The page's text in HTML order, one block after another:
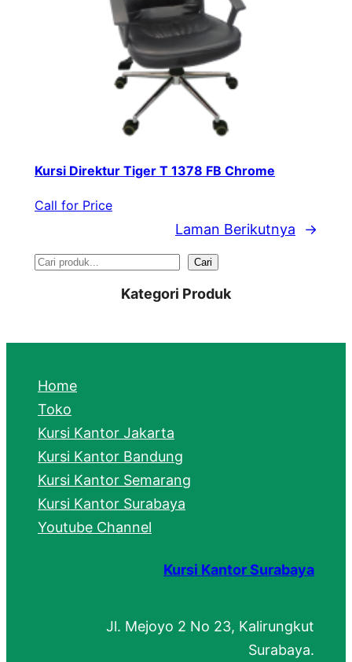
Kursi Direktur Tiger T 1378 FB Chrome
Call for Price
Laman Berikutnya →
S
r
h
Cari
Kategori Produk
Home
Toko
Kursi Kantor Jakarta
Kursi Kantor Bandung
Kursi Kantor Semarang
Kursi Kantor Surabaya
Youtube Channel
Kursi Kantor Surabaya
Jl. Mejoyo 2 No 23, Kalirungkut
Surabaya.